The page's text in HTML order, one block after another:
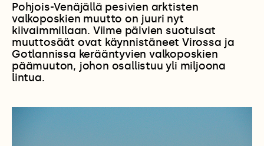
Pohjois-Venäjällä pesivien arktisten
valkoposkien muutto on juuri nyt
kiivaimmillaan. Viime päivien suotuisat
muuttosäät ovat käynnistäneet Virossa ja
Gotlannissa kerääntyvien valkoposkien
päämuuton, johon osallistuu yli miljoona
lintua.